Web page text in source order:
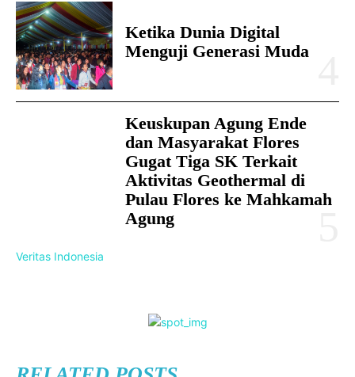
Ketika Dunia Digital
Menguji Generasi Muda
Keuskupan Agung Ende
dan Masyarakat Flores
Gugat Tiga SK Terkait
Aktivitas Geothermal di
Pulau Flores ke Mahkamah
Agung
Veritas Indonesia